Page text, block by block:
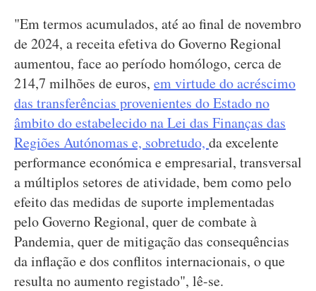
"Em termos acumulados, até ao final de novembro
de 2024, a receita efetiva do Governo Regional
aumentou, face ao período homólogo, cerca de
214,7 milhões de euros, em virtude do acréscimo
das transferências provenientes do Estado no
âmbito do estabelecido na Lei das Finanças das
Regiões Autónomas e, sobretudo, da excelente
performance económica e empresarial, transversal
a múltiplos setores de atividade, bem como pelo
efeito das medidas de suporte implementadas
pelo Governo Regional, quer de combate à
Pandemia, quer de mitigação das consequências
da inflação e dos conflitos internacionais, o que
resulta no aumento registado", lê-se.